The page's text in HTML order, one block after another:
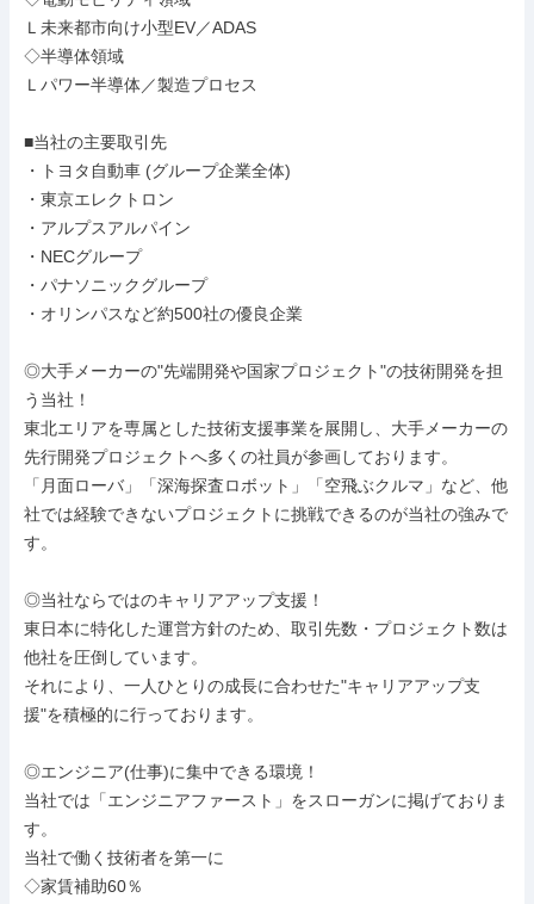
Ｌ未来都市向け小型EV／ADAS
◇半導体領域
Ｌパワー半導体／製造プロセス
■当社の主要取引先
・トヨタ自動車 (グループ企業全体)
・東京エレクトロン
・アルプスアルパイン
・NECグループ
・パナソニックグループ
・オリンパスなど約500社の優良企業
◎大手メーカーの"先端開発や国家プロジェクト"の技術開発を担
う当社！
東北エリアを専属とした技術支援事業を展開し、大手メーカーの
先行開発プロジェクトへ多くの社員が参画しております。
「月面ローバ」「深海探査ロボット」「空飛ぶクルマ」など、他
社では経験できないプロジェクトに挑戦できるのが当社の強みで
す。
◎当社ならではのキャリアアップ支援！
東日本に特化した運営方針のため、取引先数・プロジェクト数は
他社を圧倒しています。
それにより、一人ひとりの成長に合わせた"キャリアアップ支
援"を積極的に行っております。
◎エンジニア(仕事)に集中できる環境！
当社では「エンジニアファースト」をスローガンに掲げておりま
す。
当社で働く技術者を第一に
◇家賃補助60％